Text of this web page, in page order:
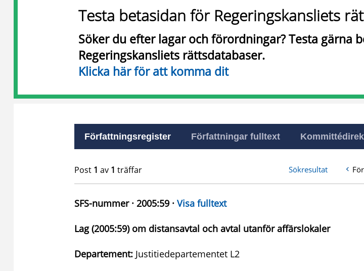
Testa betasidan för Regeringskansliets
Söker du efter lagar och förordningar? Testa gärna
Regeringskansliets rättsdatabaser.
Klicka här för att komma dit
Författningsregister Författningar fulltext
Post 1 av 1 träffar Sökresultat
SFS-nummer · 2005:59 · Visa fulltext
Lag (2005:59) om distansavtal och avtal utanför affärslokaler
Departement: Justitiedepartementet L2